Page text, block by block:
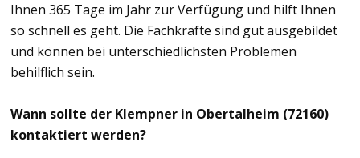
Ihnen 365 Tage im Jahr zur Verfügung und hilft Ihnen
so schnell es geht. Die Fachkräfte sind gut ausgebildet
und können bei unterschiedlichsten Problemen
behilflich sein.
Wann sollte der Klempner in Obertalheim (72160)
kontaktiert werden?